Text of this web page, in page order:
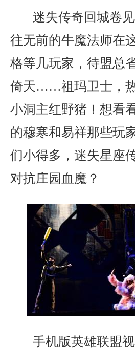
迷失传奇回城卷
往无前的牛魔法师在
格等几玩家，待盟总
倚天……祖玛卫士，
小洞主红野猪！想看
的穆寒和易祥那些玩
们小得多，迷失星座
对抗庄园血魔？
手机版英雄联盟